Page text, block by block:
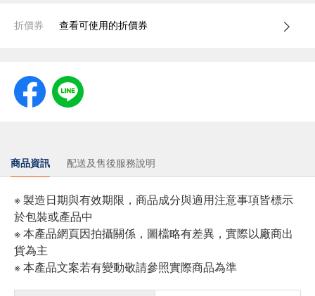
折價券 查看可使用的折價券
商品資訊 配送及售後服務說明
※ 製造日期與有效期限，商品成分與適用注意事項皆標示
於包裝或產品中
※ 本產品網頁因拍攝關係，圖檔略有差異，實際以廠商出
貨為主
※ 本產品文案若有變動敬請參照實際商品為準